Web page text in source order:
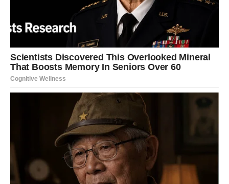
Ako ste slobodni, karma vam može poslati:
osobu sa kojom se osećate prirodno i neopterećeno
susret koji budi osmeh i nadu
ili poruku iz prošlosti koja vam jasno pokazuje koliko ste
Vi sada ne tražite vezu po svaku cenu – vi tražite
I upravo zato karma počinje da vas nagrađuje.
POSAO I PUT – KARMA OTVARA